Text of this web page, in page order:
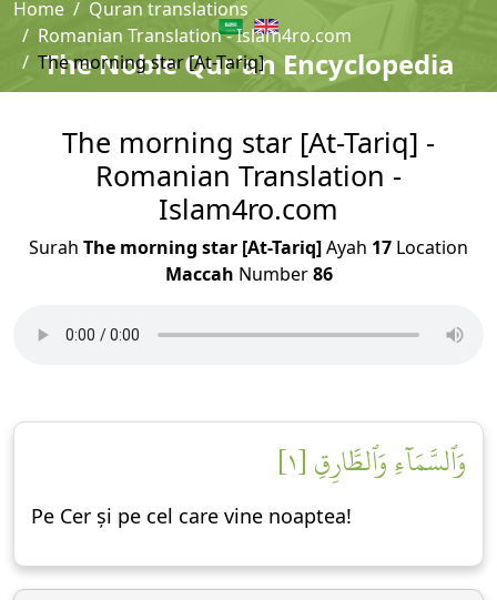
The Noble Qur'an Encyclopedia
Home
Quran translations
Romanian Translation - Islam4ro.com
The morning star [At-Tariq]
The morning star [At-Tariq] -
Romanian Translation -
Islam4ro.com
Surah The morning star [At-Tariq]Ayah 17 Location
Maccah Number86
وَٱلسَّمَآءِ وَٱلطَّارِقِ [١]
Pe Cer și pe cel care vine noaptea!